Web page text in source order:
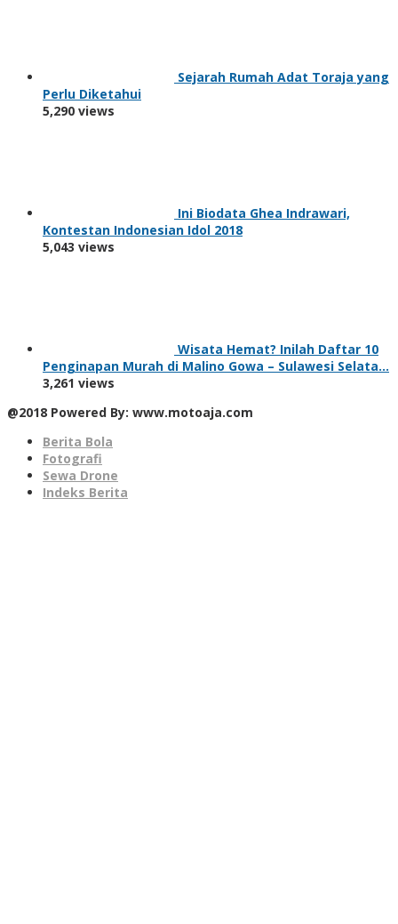
Sejarah Rumah Adat Toraja yang
Perlu Diketahui
5,290 views
Ini Biodata Ghea Indrawari,
Kontestan Indonesian Idol 2018
5,043 views
Wisata Hemat? Inilah Daftar 10
Penginapan Murah di Malino Gowa – Sulawesi Selata…
3,261 views
@2018 Powered By: www.motoaja.com
Berita Bola
Fotografi
Sewa Drone
Indeks Berita